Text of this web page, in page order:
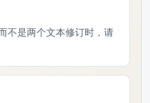
不是两个文本修订时，请